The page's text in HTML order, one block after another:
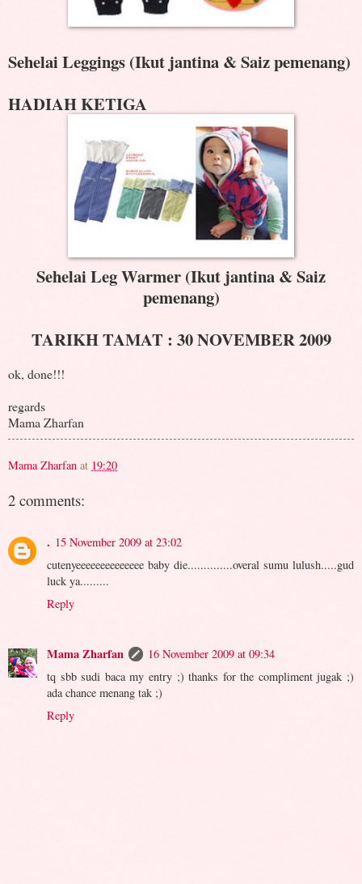
Sehelai Leggings (Ikut jantina & Saiz pemenang)
HADIAH KETIGA
Sehelai Leg Warmer (Ikut jantina & Saiz
pemenang)
TARIKH TAMAT : 30 NOVEMBER 2009
ok, done!!!
regards
Mama Zharfan
Mama Zharfan at 19:20
2 comments:
. 15 November 2009 at 23:02
cutenyeeeeeeeeeeeeee baby die..............overal sumu lulush.....gud
luck ya.........
Reply
Mama Zharfan
16 November 2009 at 09:34
tq sbb sudi baca my entry ;) thanks for the compliment jugak ;)
ada chance menang tak ;)
Reply